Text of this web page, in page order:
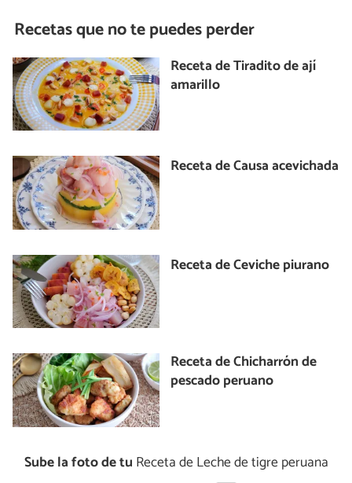
Recetas que no te puedes perder
Receta de Tiradito de ají
amarillo
Receta de Causa acevichada
Receta de Ceviche piurano
Receta de Chicharrón de
pescado peruano
Sube la foto de tu Receta de Leche de tigre peruana